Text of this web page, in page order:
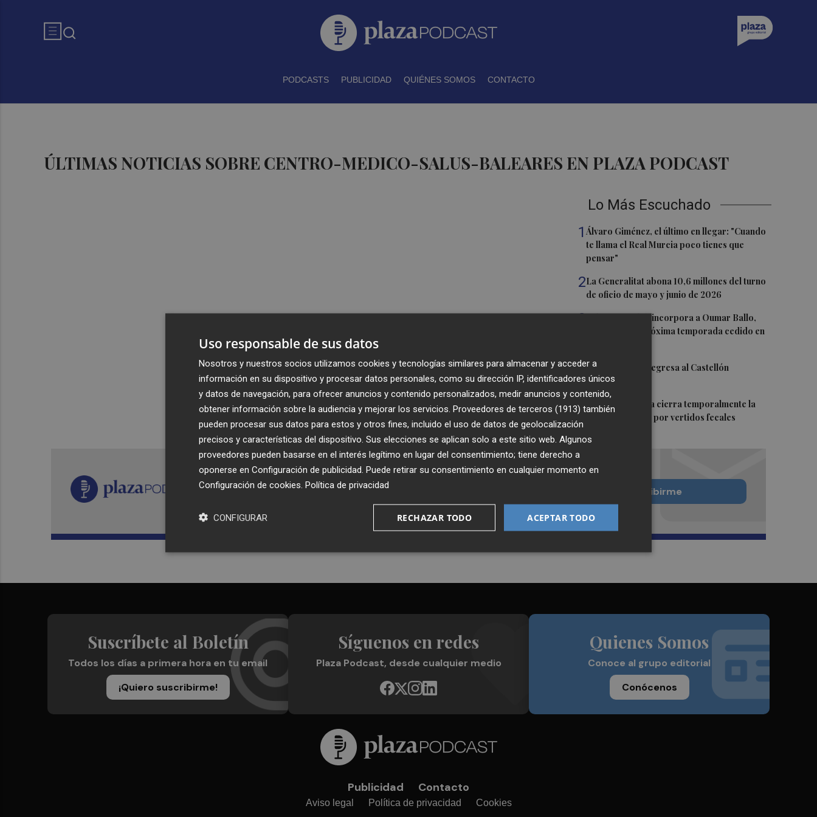
PODCASTS PUBLICIDAD QUIÉNES SOMOS CONTACTO
ÚLTIMAS NOTICIAS SOBRE CENTRO-MEDICO-SALUS-BALEARES EN PLAZA PODCAST
Lo Más Escuchado
1Álvaro Giménez, el último en llegar: "Cuando
te llama el Real Murcia poco tienes que
pensar"
2La Generalitat abona 10,6 millones del turno
de oficio de mayo y junio de 2026
3Valencia Basket incorpora a Oumar Ballo,
que jugará la próxima temporada cedido en
4David Cubillas regresa al Castellón
5 Teulada Moraira cierra temporalmente la
playa del Portet por vertidos fecales
Recibe toda la actualidad de
Plaza Podcast en tu correo
Quiero suscribirme
Suscríbete al Boletín
Todos los días a primera hora en tu email
¡Quiero suscribirme!
Síguenos en redes
Plaza Podcast, desde cualquier medio
Quienes Somos
Conoce al grupo editorial
Conócenos
Publicidad Contacto
Aviso legal Política de privacidad Cookies
Uso responsable de sus datos
Nosotros y nuestros socios utilizamos cookies y tecnologías similares para almacenar y acceder a
información en su dispositivo y procesar datos personales, como su dirección IP, identificadores únicos
y datos de navegación, para ofrecer anuncios y contenido personalizados, medir anuncios y contenido,
obtener información sobre la audiencia y mejorar los servicios. Proveedores de terceros (1913) también
pueden procesar sus datos para estos y otros fines, incluido el uso de datos de geolocalización
precisos y características del dispositivo. Sus elecciones se aplican solo a este sitio web. Algunos
proveedores pueden basarse en el interés legítimo en lugar del consentimiento; tiene derecho a
oponerse en Configuración de publicidad . Puede retirar su consentimiento en cualquier momento en
Configuración de cookies Política de privacidad
ACEPTAR TODO
RECHAZAR TODO
CONFIGURAR